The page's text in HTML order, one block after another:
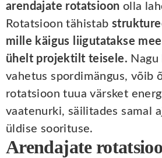
arendajate rotatsioon olla
Rotatsioon tähistab
mille käigus liigutatakse
ühelt projektilt teisele.
vahetus spordimängus, võib
rotatsioon tuua värsket
vaatenurki, säilitades samal
üldise soorituse.
Arendajate